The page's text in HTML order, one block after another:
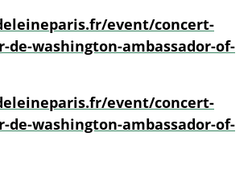
event/concert-
de-washington-ambassador-of-
event/concert-
de-washington-ambassador-of-